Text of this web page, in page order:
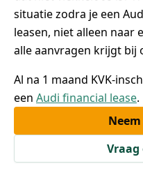
situatie zodra je een
leasen, niet alleen naar
alle aanvragen krijgt bij
Al na 1 maand KVK-
een Audi financial lease.